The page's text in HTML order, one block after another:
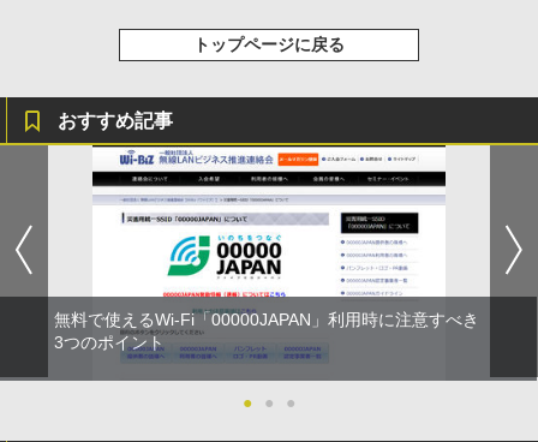
トップページに戻る
おすすめ記事
無料で使えるWi-Fi「00000JAPAN」利用時に注意すべき
3つのポイント
● ● ●